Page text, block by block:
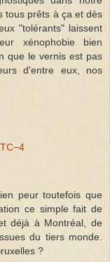
tous prêts à ça et dès
"tolérants" laissent
xénophobie bien
que le vernis est pas
d'entre eux, nos
peur toutefois que
ce simple fait de
déjà à Montréal, de
du tiers monde.
?